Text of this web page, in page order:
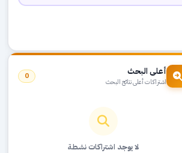
أعلى البحث
اشتراكات أعلى نتائج البحث
0
لا يوجد اشتراكات نشطة